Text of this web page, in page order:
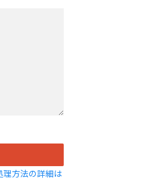
理方法の詳細は